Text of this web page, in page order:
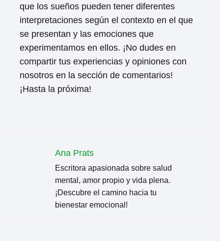
que los sueños pueden tener diferentes
interpretaciones según el contexto en el que
se presentan y las emociones que
experimentamos en ellos. ¡No dudes en
compartir tus experiencias y opiniones con
nosotros en la sección de comentarios!
¡Hasta la próxima!
Ana Prats
Escritora apasionada sobre salud
mental, amor propio y vida plena.
¡Descubre el camino hacia tu
bienestar emocional!